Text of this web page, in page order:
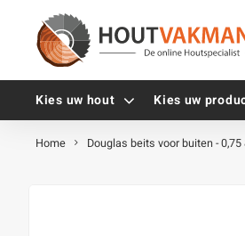
Kies uw hout Kies uw
Home Douglas beits voor buiten - 0,75